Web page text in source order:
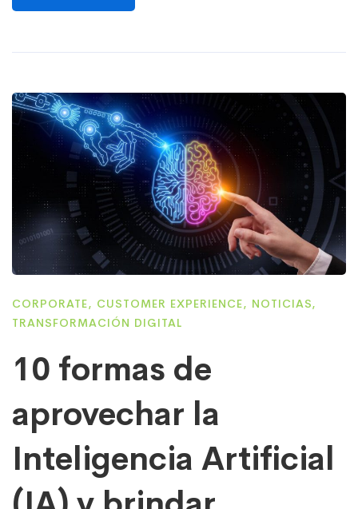
CORPORATE, CUSTOMER EXPERIENCE, NOTICIAS,
TRANSFORMACIÓN DIGITAL
10 formas de
aprovechar la
Inteligencia Artificial